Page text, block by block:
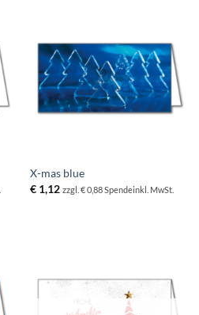
X-mas blue
€1,12 zzgl. € 0,88 Spendeinkl. MwSt.